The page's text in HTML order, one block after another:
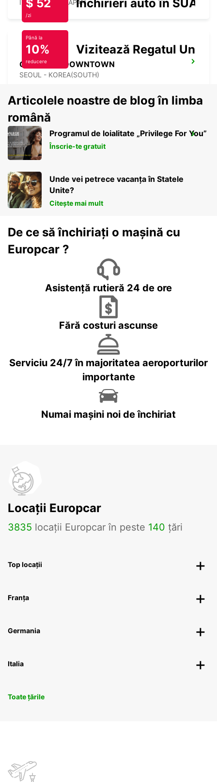
IZUMISANO - JAPAN
GANGNAM DOWNTOWN
SEOUL - KOREA(SOUTH)
YONGSAN DOWNTOWN
SEOUL - KOREA(SOUTH)
$ 52
/zi
Închirieri auto în SUA
Până la
10%
reducere
Vizitează Regatul Unit
Articolele noastre de blog în limba
română
Programul de loialitate „Privilege For You”
Înscrie-te gratuit
Unde vei petrece vacanța în Statele
Unite?
Citește mai mult
De ce să închiriați o mașină cu
Europcar ?
Asistență rutieră 24 de ore
Fără costuri ascunse
Serviciu 24/7 în majoritatea aeroporturilor
importante
Numai mașini noi de închiriat
Locații Europcar
3835 locații Europcar în peste 140 țări
Top locații
Franța
Germania
Italia
Toate țările